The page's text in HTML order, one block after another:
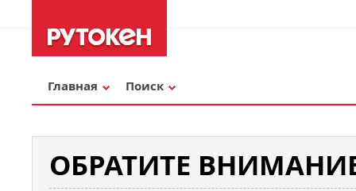
Главная Поиск
ОБРАТИТЕ